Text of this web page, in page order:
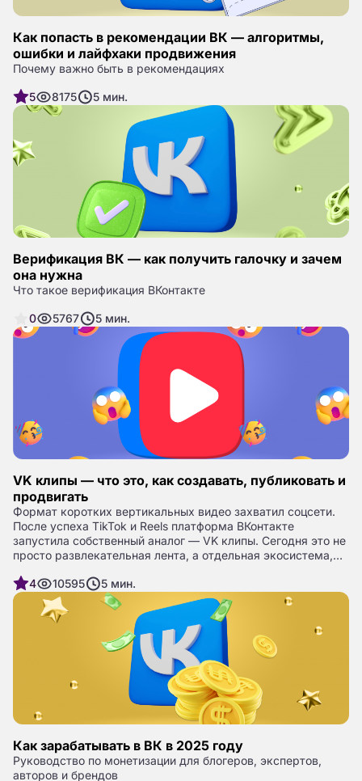
Как попасть в рекомендации ВК — алгоритмы,
ошибки и лайфхаки продвижения
Почему важно быть в рекомендациях
5 8175 5 мин.
Верификация ВК — как получить галочку и зачем
она нужна
Что такое верификация ВКонтакте
0 5767 5 мин.
VK клипы — что это, как создавать, публиковать и
продвигать
Формат коротких вертикальных видео захватил соцсети.
После успеха TikTok и Reels платформа ВКонтакте
запустила собственный аналог — VK клипы. Сегодня это не
просто развлекательная лента, а отдельная экосистема,
собирают просмотры и клиентов.
4 10595 5 мин.
Как зарабатывать в ВК в 2025 году
Руководство по монетизации для блогеров, экспертов,
авторов и брендов